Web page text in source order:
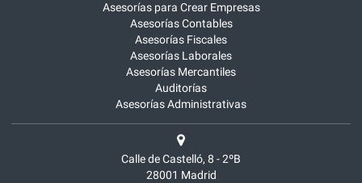
Asesorías para Crear Empresas
Asesorías Contables
Asesorías Fiscales
Asesorías Laborales
Asesorías Mercantiles
Auditorías
Asesorías Administrativas
Calle de Castelló, 8 - 2ºB
28001 Madrid